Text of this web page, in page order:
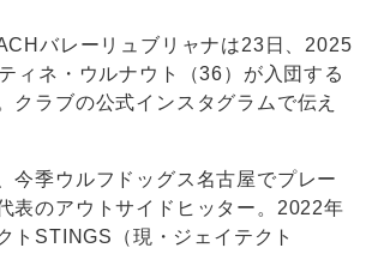
バレーリュブリャナは23日、2025
ィネ・ウルナウト（36）が入団する
クラブの公式インスタグラムで伝え
今季ウルフドッグス名古屋でプレー
表のアウトサイドヒッター。2022年
トSTINGS（現・ジェイテクト